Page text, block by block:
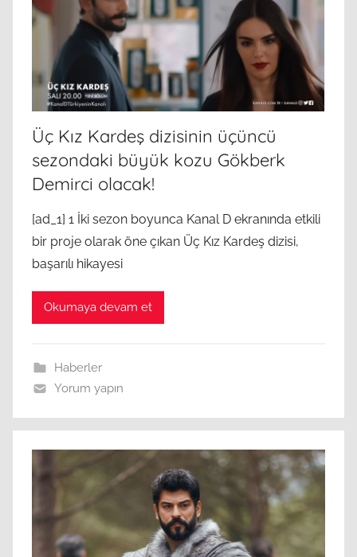
Üç Kız Kardeş dizisinin üçüncü
sezondaki büyük kozu Gökberk
Demirci olacak!
[ad_1] 1 İki sezon boyunca Kanal D ekranında etkili
bir proje olarak öne çıkan Üç Kız Kardeş dizisi,
başarılı hikayesi
Okumaya devam et
Haberler
Yorum yapın